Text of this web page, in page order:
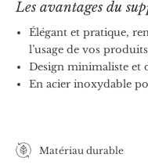
Les avantages du
Élégant et pratique,
l’usage de vos
Design minimaliste et
En acier inoxydable
Matériau durable